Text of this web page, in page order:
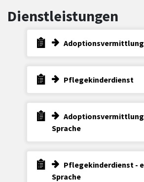
Dienstleistungen
Adoptionsvermittlung
Pflegekinderdienst
Sprache
Pflegekinderdienst -
Sprache